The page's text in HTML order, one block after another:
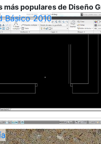
más populares de Diseño
Básico 2010